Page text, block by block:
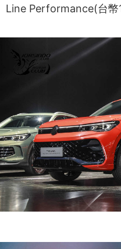
Line Performance(台幣